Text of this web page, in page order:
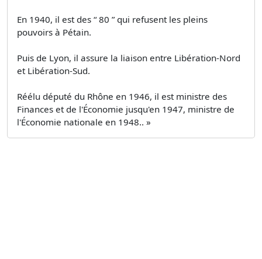
En 1940, il est des “ 80 ” qui refusent les pleins
pouvoirs à Pétain.
Puis de Lyon, il assure la liaison entre Libération-Nord
et Libération-Sud.
Réélu député du Rhône en 1946, il est ministre des
Finances et de l'Économie jusqu'en 1947, ministre de
l'Économie nationale en 1948.. »